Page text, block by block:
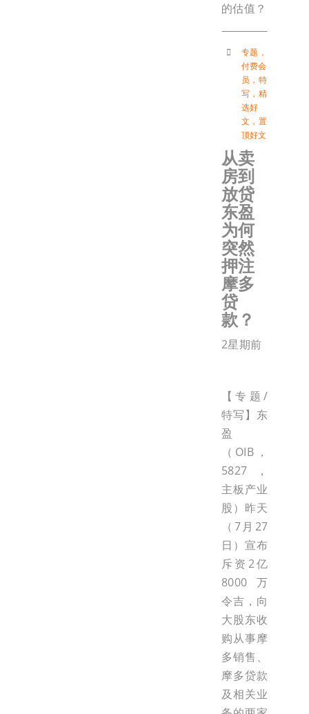
的估值？
专题 ，
付费会
员 ， 特
写 ， 精
选好
文 ， 置
顶好文
从卖
房到
放贷
东盈
为何
突然
押注
摩多
贷
款？
2星期前
【专题/
特写】东
盈
（OIB，
5827，
主板产业
股）昨天
（7月27
日）宣布
斥资2亿
8000万
令吉，向
大股东收
购从事摩
多销售、
摩多贷款
及相关业